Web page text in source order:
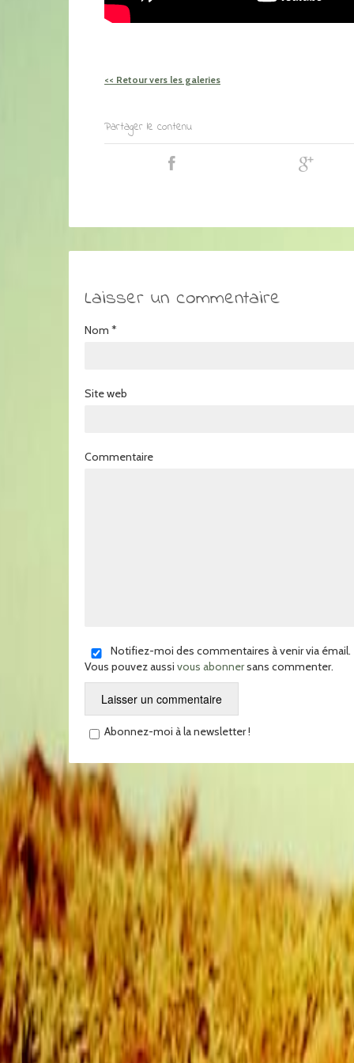
<< Retour vers les galeries
Partager le contenu
Laisser un commentaire
Nom *
Site web
Commentaire
Notifiez-moi des commentaires à venir via émail.
Vous pouvez aussi vous abonnersans commenter.
Abonnez-moi à la newsletter !